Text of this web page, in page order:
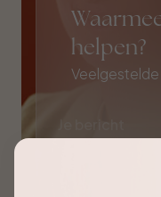
helpen?
Veelgestelde